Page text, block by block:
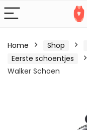
Home Shop
Eerste schoentjes
Walker Schoen